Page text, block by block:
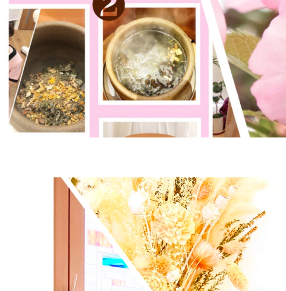
ッパ
ー・
ビュ
ィの
トか
小顔
リン
パ
ピー
リン
グ